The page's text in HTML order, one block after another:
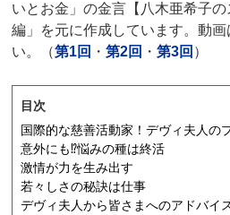
いとお金」の金言【八木亜希子
編」を元に作成しています。動
い。（第1回 ・第2回 ・第3回 ）
目次
国際的な慈善活動家！デヴィ夫人の
意外にも⁉悩みの種は終活
激情が力を生み出す
若々しさの秘訣は仕事
デヴィ夫人から皆さまへのアドバイ